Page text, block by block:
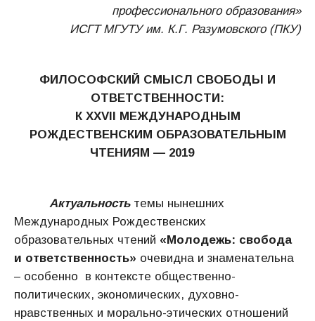
профессионального образования»
ИСГТ МГУТУ им. К.Г. Разумовского (ПКУ)
ФИЛОСОФСКИЙ СМЫСЛ СВОБОДЫ И
ОТВЕТСТВЕННОСТИ:
К ХХVII МЕЖДУНАРОДНЫМ
РОЖДЕСТВЕНСКИМ ОБРАЗОВАТЕЛЬНЫМ
ЧТЕНИЯМ — 2019
Актуальностьтемы нынешних
Международных Рождественских
образовательных чтений «Молодежь: свобода
и ответственность» очевидна и знаменательна
– особенно в контексте общественно-
политических, экономических, духовно-
нравственных и морально-этических отношений